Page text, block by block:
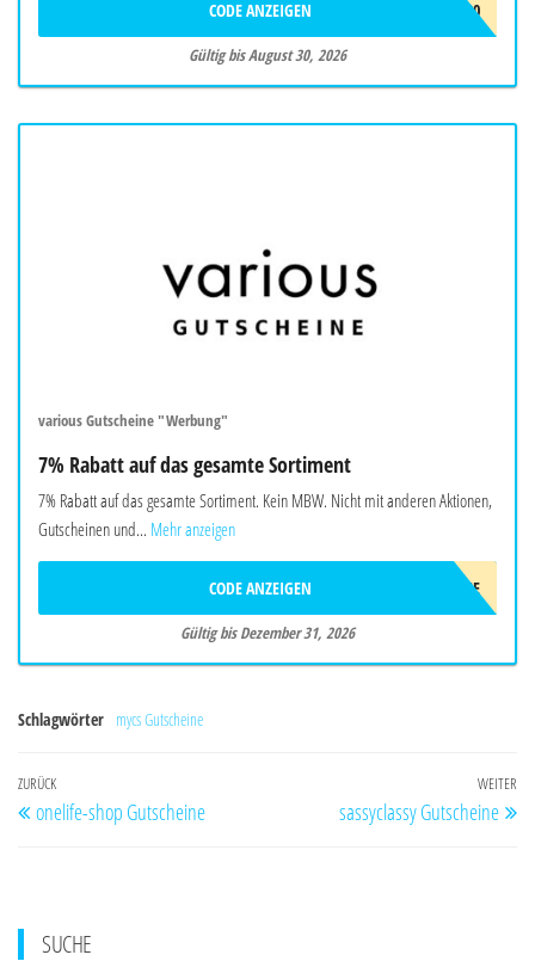
SUMMER20
CODE ANZEIGEN
Gültig bis August 30, 2026
various Gutscheine "Werbung"
7% Rabatt auf das gesamte Sortiment
7% Rabatt auf das gesamte Sortiment. Kein MBW. Nicht mit anderen Aktionen,
Gutscheinen und... Mehr anzeigen
WELCOME
CODE ANZEIGEN
Gültig bis Dezember 31, 2026
Schlagwörter mycs Gutscheine
Beitragsnavigation
Vorheriger
Beitrag
ZURÜCK
onelife-shop Gutscheine
WEITER
sassyclassy Gutscheine
SUCHE